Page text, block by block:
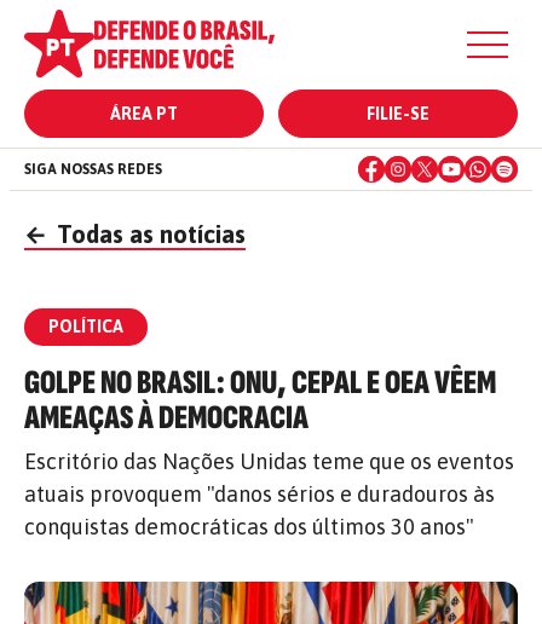
ÁREA PT FILIE-SE
SIGA NOSSAS REDES
← Todas as notícias
POLÍTICA
GOLPE NO BRASIL: ONU, CEPAL E OEA VÊEM
AMEAÇAS À DEMOCRACIA
Escritório das Nações Unidas teme que os eventos
atuais provoquem "danos sérios e duradouros às
conquistas democráticas dos últimos 30 anos"